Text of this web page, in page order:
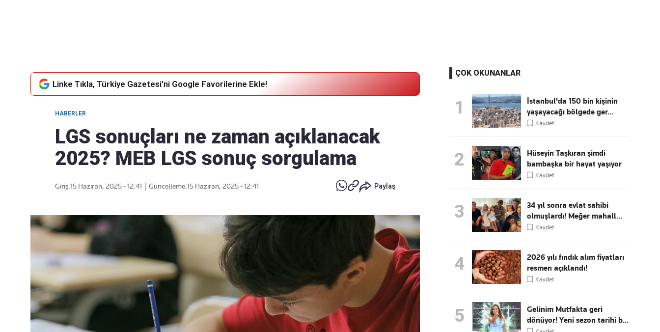
Linke Tıkla, Türkiye Gazetesi'ni Google Favorilerine Ekle!
HABERLER
LGS sonuçları ne zaman açıklanacak
2025? MEB LGS sonuç sorgulama
Giriş:15 Haziran, 2025 - 12:41 Güncelleme:15 Haziran, 2025 - 12:41 Paylaş
ÇOK OKUNANLAR
1
İstanbul'da 150 bin kişinin
yaşayacağı bölgede ger...
Kaydet
2
Hüseyin Taşkıran şimdi
bambaşka bir hayat yaşıyor
Kaydet
3
34 yıl sonra evlat sahibi
olmuşlardı! Meğer mahall...
Kaydet
4
2026 yılı fındık alım fiyatları
resmen açıklandı!
Kaydet
5
Gelinim Mutfakta geri
dönüyor! Yeni sezon tarihi b...